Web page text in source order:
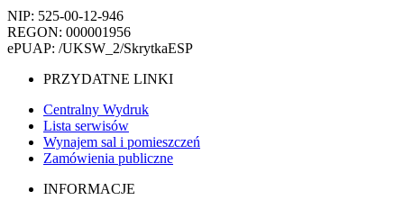
NIP: 525-00-12-946
REGON: 000001956
ePUAP: /UKSW_2/SkrytkaESP
PRZYDATNE LINKI
Centralny Wydruk
Lista serwisów
Wynajem sal i pomieszczeń
Zamówienia publiczne
INFORMACJE